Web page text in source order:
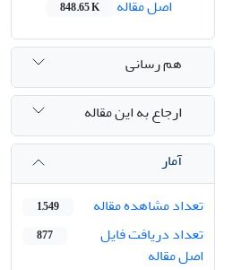
اصل مقاله
848.65 K
هم رسانی
ارجاع به این مقاله
آمار
تعداد مشاهده مقاله
1,549
تعداد دریافت فایل
اصل مقاله
877